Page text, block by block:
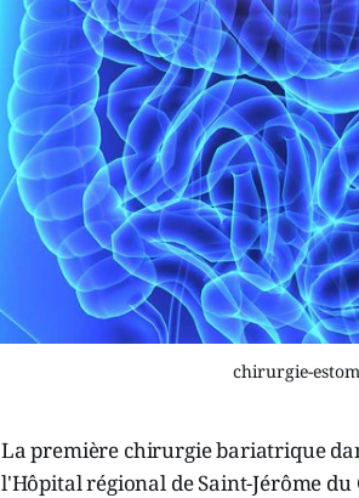
chirurgie-
La première chirurgie bariatrique
l'Hôpital régional de Saint-Jérôme du